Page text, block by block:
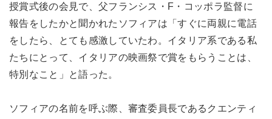
授賞式後の会見で、父フランシス・F・コッポラ監督に
報告をしたかと聞かれたソフィアは「すぐに両親に電話
をしたら、とても感激していたわ。イタリア系である私
たちにとって、イタリアの映画祭で賞をもらうことは、
特別なこと」と語った。
ソフィアの名前を呼ぶ際、審査委員長であるクエンティ